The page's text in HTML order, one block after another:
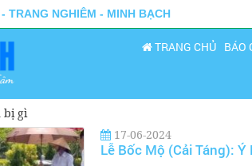
TRANG NGHIÊM - MINH BẠCH
TRANG CHỦ BÁO
bị gì
17-06-2024
Lễ Bốc Mộ (Cải Táng):